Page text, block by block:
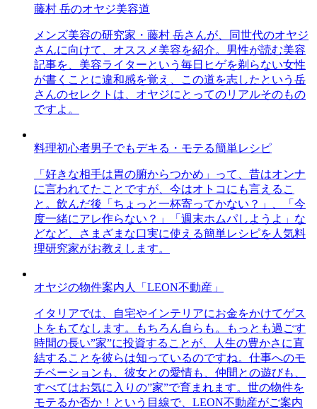
藤村 岳のオヤジ美容道
メンズ美容の研究家・藤村 岳さんが、同世代のオヤジ
さんに向けて、オススメ美容を紹介。男性が読む美容
記事を、美容ライターという毎日ヒゲを剃らない女性
が書くことに違和感を覚え、この道を志したという岳
さんのセレクトは、オヤジにとってのリアルそのもの
ですよ。
料理初心者男子でもデキる・モテる簡単レシピ
「好きな相手は胃の腑からつかめ」って、昔はオンナ
に言われてたことですが、今はオトコにも言えるこ
と。飲んだ後「ちょっと一杯寄ってかない？」、「今
度一緒にアレ作らない？」「週末ホムパしようよ」な
どなど、さまざまな口実に使える簡単レシピを人気料
理研究家がお教えします。
オヤジの物件案内人「LEON不動産」
イタリアでは、自宅やインテリアにお金をかけてゲス
トをもてなします。もちろん自らも。もっとも過ごす
時間の長い”家”に投資することが、人生の豊かさに直
結することを彼らは知っているのですね。仕事へのモ
チベーションも、彼女との愛情も、仲間との遊びも、
すべてはお気に入りの”家”で育まれます。世の物件を
モテるか否か！という目線で、LEON不動産がご案内